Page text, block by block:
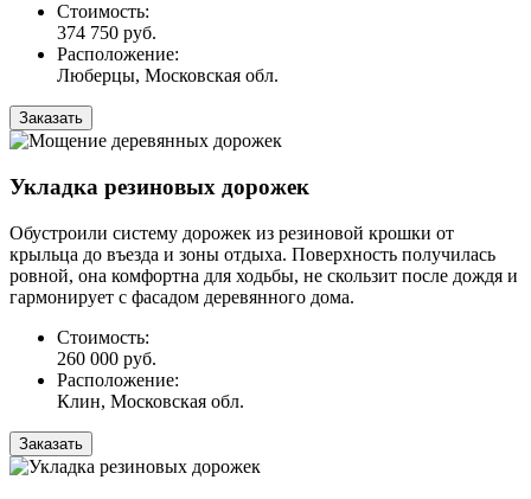
Стоимость:
374 750 руб.
Расположение:
Люберцы, Московская обл.
Заказать
Укладка резиновых дорожек
Обустроили систему дорожек из резиновой крошки от
крыльца до въезда и зоны отдыха. Поверхность получилась
ровной, она комфортна для ходьбы, не скользит после дождя и
гармонирует с фасадом деревянного дома.
Стоимость:
260 000 руб.
Расположение:
Клин, Московская обл.
Заказать